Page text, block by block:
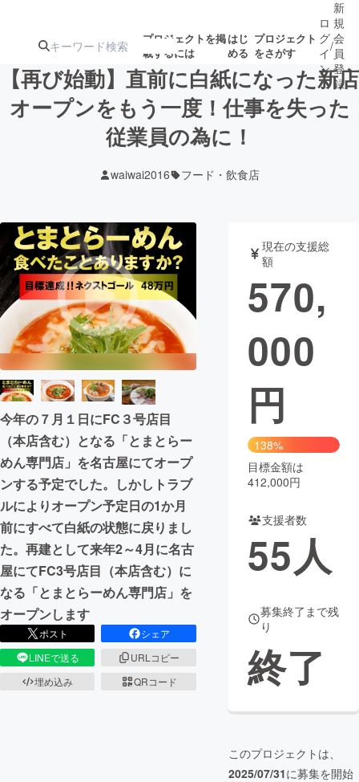
プロジェクトを掲
載するには
はじ
める
プロジェクト
をさがす
注目のリ 注目の新着プロ募集終了が近いプ
テクノロジー・ガジェット
映像・映画 書籍・雑誌
ビジネス・起業 チャレンジ
まちづくり・地域活性化
CAMPFIRE for Social Good
CAMPFIRE Creation
CAMPFIREふるさと納税machi-ya コミュニティ
ロ
グ
イ
ン
/
新
規
会
員
登
録
【再び始動】直前に白紙になった新店
オープンをもう一度！仕事を失った
従業員の為に！
waiwai2016 フード・飲食店
今年の７月１日にFC３号店目
（本店含む）となる「とまとらー
めん専門店」を名古屋にてオープ
ンする予定でした。しかしトラブ
ルによりオープン予定日の1か月
前にすべて白紙の状態に戻りまし
た。再建として来年2～4月に名古
屋にてFC3号店目（本店含む）に
なる「とまとらーめん専門店」を
オープンします
ポスト
シェア
LINEで送る
URLコピー
埋め込み
QRコード
現在の支援総
額
570,
000
円
138%
目標金額は
412,000円
支援者数
55人
募集終了まで残
り
終了
このプロジェクトは、
2025/07/31に募集を開始